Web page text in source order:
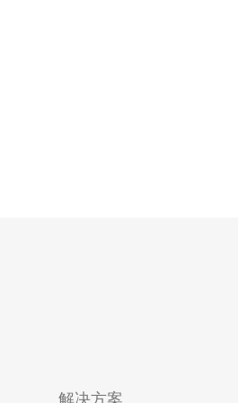
素，以帮助用户更好地理解这
解决方案